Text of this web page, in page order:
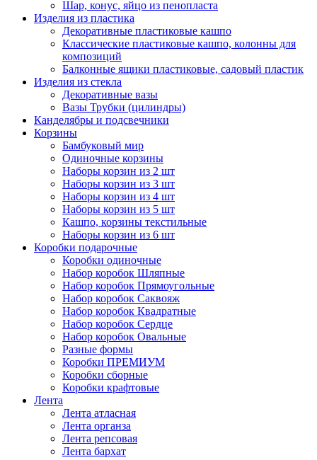
Шар, конус, яйцо из пенопласта
Изделия из пластика
Декоративные пластиковые кашпо
Классические пластиковые кашпо, колонны для
композиций
Балконные ящики пластиковые, садовый пластик
Изделия из стекла
Декоративные вазы
Вазы Трубки (цилиндры)
Канделябры и подсвечники
Корзины
Бамбуковый мир
Одиночные корзины
Наборы корзин из 2 шт
Наборы корзин из 3 шт
Наборы корзин из 4 шт
Наборы корзин из 5 шт
Кашпо, корзины текстильные
Наборы корзин из 6 шт
Коробки подарочные
Коробки одиночные
Набор коробок Шляпные
Набор коробок Прямоугольные
Набор коробок Саквояж
Набор коробок Квадратные
Набор коробок Сердце
Набор коробок Овальные
Разные формы
Коробки ПРЕМИУМ
Коробки сборные
Коробки крафтовые
Лента
Лента атласная
Лента органза
Лента репсовая
Лента бархат